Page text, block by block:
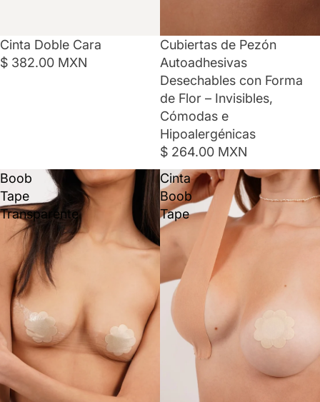
Cinta Doble Cara
$ 382.00 MXN
Cubiertas de Pezón
Autoadhesivas
Desechables con Forma
de Flor – Invisibles,
Cómodas e
Hipoalergénicas
$ 264.00 MXN
Boob
Tape
Transparente
Cinta
Boob
Tape